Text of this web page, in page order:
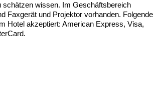
schätzen wissen. Im Geschäftsbereich
Faxgerät und Projektor vorhanden. Folgende
Hotel akzeptiert: American Express, Visa,